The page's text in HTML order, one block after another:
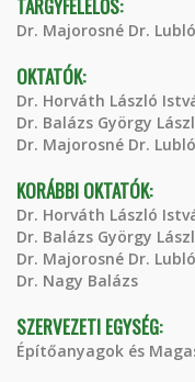
TÁRGYFELELŐS:
Dr. Majorosné Dr.
OKTATÓK:
Dr. Horváth László
Dr. Balázs György
Dr. Majorosné Dr.
KORÁBBI OKTATÓK:
Dr. Horváth László
Dr. Balázs György
Dr. Majorosné Dr.
Dr. Nagy Balázs
SZERVEZETI EGYSÉG:
Építőanyagok és